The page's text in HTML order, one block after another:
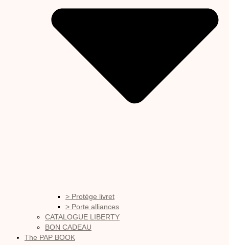
> Protège livret
> Porte alliances
CATALOGUE LIBERTY
BON CADEAU
The PAP BOOK